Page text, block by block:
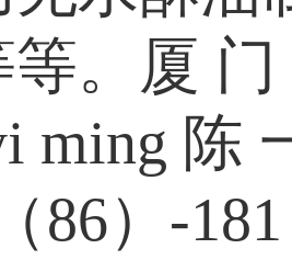
。厦
ming 陈
86）-